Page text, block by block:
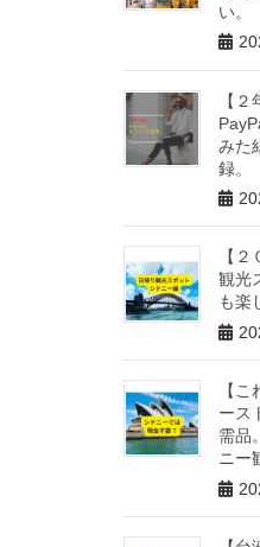
い。
【
みた
録。
【
観光
も楽
【
ース
需品
ニー